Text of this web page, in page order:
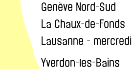
Genève Nord-Sud
La Chaux-de-Fonds
Lausanne - mercredi
Yverdon-les-Bains